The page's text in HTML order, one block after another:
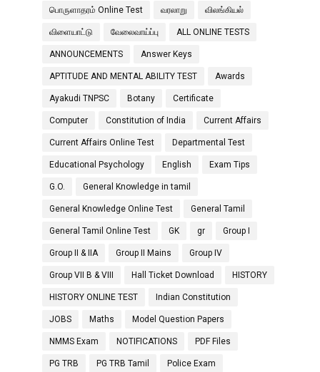
பொருளாதரம் Online Test வரலாறு விலங்கியல்
விளையாட்டு வேலைவாய்ப்பு ALL ONLINE TESTS
ANNOUNCEMENTS Answer Keys
APTITUDE AND MENTAL ABILITY TEST Awards
Ayakudi TNPSC Botany Certificate
Computer Constitution of India Current Affairs
Current Affairs Online Test Departmental Test
Educational Psychology English Exam Tips
G.O. General Knowledge in tamil
General Knowledge Online Test General Tamil
General Tamil Online Test GK gr Group I
Group II & IIA Group II Mains Group IV
Group VII B & VIII Hall Ticket Download HISTORY
HISTORY ONLINE TEST Indian Constitution
JOBS Maths Model Question Papers
NMMS Exam NOTIFICATIONS PDF Files
PG TRB PG TRB Tamil Police Exam